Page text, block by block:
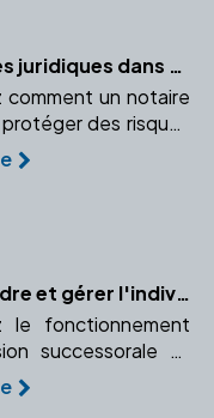
Les risques juridiques dans une transaction immobilière : Le rôle protecteur du notaire
comment un notaire
des risques
d'une transaction
Médiation et
Comprendre et gérer l'indivision successorale avec l'aide d'un notaire
le fonctionnement
successorale et
notaire peut vous
cette situation